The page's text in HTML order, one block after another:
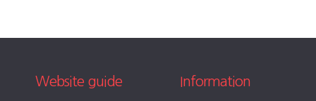
Website guide Information